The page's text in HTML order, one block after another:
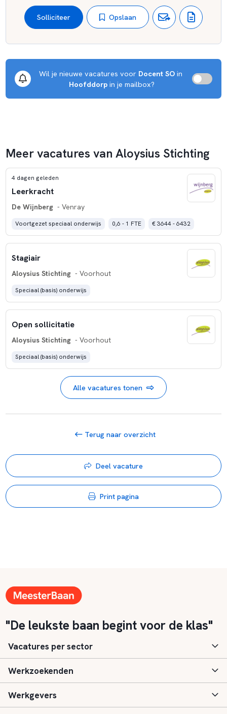
Solliciteer Opslaan
Wil je nieuwe vacatures voor Docent SO in
Hoofddorp in je mailbox?
Meer vacatures van Aloysius Stichting
4 dagen geleden
Leerkracht
De Wijnberg - Venray
Voortgezet speciaal onderwijs 0,6 - 1 FTE € 3644 - 6432
Stagiair
Aloysius Stichting - Voorhout
Speciaal (basis) onderwijs
Open sollicitatie
Aloysius Stichting - Voorhout
Speciaal (basis) onderwijs
Alle vacatures tonen
Terug naar overzicht
Deel vacature
Print pagina
"De leukste baan begint voor de klas"
Vacatures per sector
Basisonderwijs
Speciaal (basis) onderwijs
Werkzoekenden
Aanmelden
Werkgevers